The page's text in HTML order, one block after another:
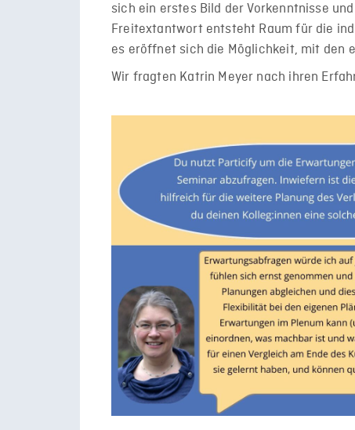
sich ein erstes Bild der Vorkenntnisse
Freitextantwort entsteht Raum für die
es eröffnet sich die Möglichkeit, mit den
Wir fragten Katrin Meyer nach ihren